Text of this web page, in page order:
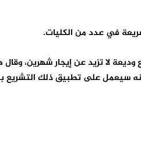
في عدد من الكليات.
لا تزيد عن إيجار شهرين،